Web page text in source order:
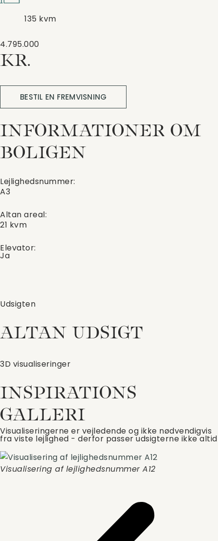
135 kvm
4.795.000
KR.
BESTIL EN FREMVISNING
INFORMATIONER OM
BOLIGEN
Lejlighedsnummer:
A3
Altan areal:
21 kvm
Elevator:
Ja
Udsigten
ALTAN UDSIGT
3D visualiseringer
INSPIRATIONS
GALLERI
Visualiseringerne er vejledende og ikke nødvendigvis
fra viste lejlighed - derfor passer udsigterne ikke altid
Visualisering af lejlighedsnummer A12